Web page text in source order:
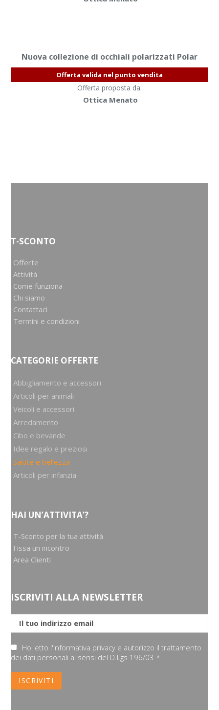
Nuova collezione di occhiali polarizzati Polar
Offerta valida nel punto vendita
Offerta proposta da:
Ottica Menato
T-SCONTO
Offerte
Attività
Come funziona
Chi siamo
Contattaci
Termini e condizioni
CATEGORIE OFFERTE
Abbigliamento e accessori
Articoli per animali
Veicoli e accessori
Arredamento
Cibo e bevande
Idee regalo e preziosi
Salute e bellezza
Articoli per infanzia
HAI UN’ATTIVITA’?
T-Sconto per la tua attività
Fissa un incontro
Area Clienti
ISCRIVITI ALLA NEWSLETTER
Ho letto l'informativa privacy e autorizzo il trattamento
dei dati personali ai sensi del D.Lgs 196/03 *